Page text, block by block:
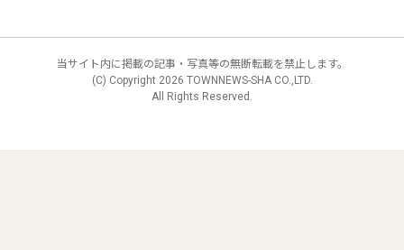
当サイト内に掲載の記事・写真等の無断転載を禁止します。
(C) Copyright 2026 TOWNNEWS-SHA CO.,LTD.
All Rights Reserved.